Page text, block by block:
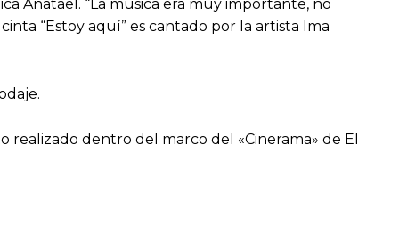
Anatael. “La música era muy importante, no
“Estoy aquí” es cantado por la artista Ima
realizado dentro del marco del «Cinerama» de El